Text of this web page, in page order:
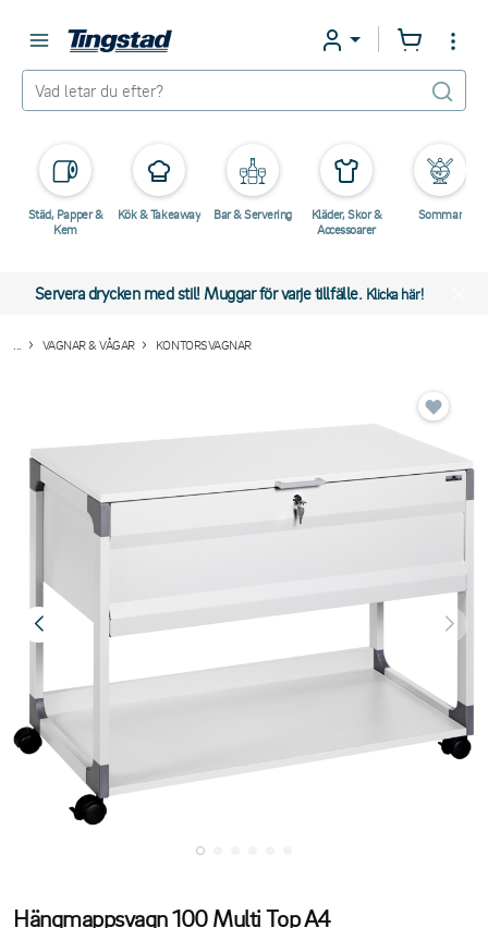
Städ, Papper &
Kem
Kök & Takeaway Bar & Servering
Kläder, Skor &
Accessoarer
Sommar
Servera drycken med stil! Muggar för varje tillfälle. Klicka här!
VAGNAR & VÅGAR KONTORSVAGNAR
Hängmappsvagn 100 Multi Top A4